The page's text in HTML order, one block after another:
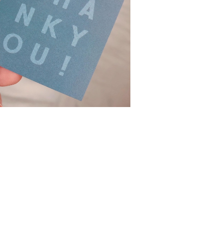
サンキューカード・スクエアロゴ《ダ
スティーブルー》
¥2,500